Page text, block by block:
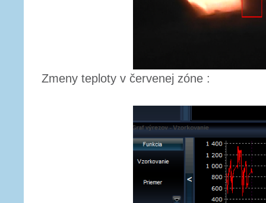
Zmeny teploty v červenej zóne :